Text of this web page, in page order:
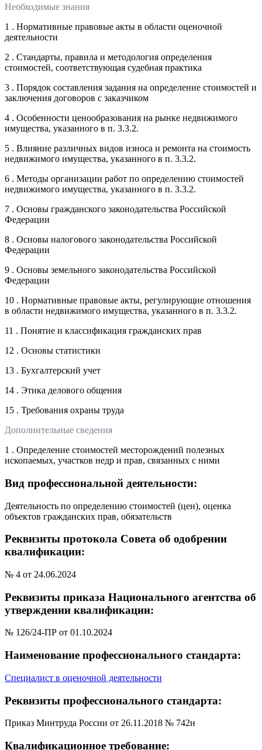
Необходимые знания
1 . Нормативные правовые акты в области оценочной
деятельности
2 . Стандарты, правила и методология определения
стоимостей, соответствующая судебная практика
3 . Порядок составления задания на определение стоимостей и
заключения договоров с заказчиком
4 . Особенности ценообразования на рынке недвижимого
имущества, указанного в п. 3.3.2.
5 . Влияние различных видов износа и ремонта на стоимость
недвижимого имущества, указанного в п. 3.3.2.
6 . Методы организации работ по определению стоимостей
недвижимого имущества, указанного в п. 3.3.2.
7 . Основы гражданского законодательства Российской
Федерации
8 . Основы налогового законодательства Российской
Федерации
9 . Основы земельного законодательства Российской
Федерации
10 . Нормативные правовые акты, регулирующие отношения
в области недвижимого имущества, указанного в п. 3.3.2.
11 . Понятие и классификация гражданских прав
12 . Основы статистики
13 . Бухгалтерский учет
14 . Этика делового общения
15 . Требования охраны труда
Дополнительные сведения
1 . Определение стоимостей месторождений полезных
ископаемых, участков недр и прав, связанных с ними
Вид профессиональной деятельности:
Деятельность по определению стоимостей (цен), оценка
объектов гражданских прав, обязательств
Реквизиты протокола Совета об одобрении
квалификации:
№ 4 от 24.06.2024
Реквизиты приказа Национального агентства об
утверждении квалификации:
№ 126/24-ПР от 01.10.2024
Наименование профессионального стандарта:
Специалист в оценочной деятельности
Реквизиты профессионального стандарта:
Приказ Минтруда России от 26.11.2018 № 742н
Квалификационное требование: